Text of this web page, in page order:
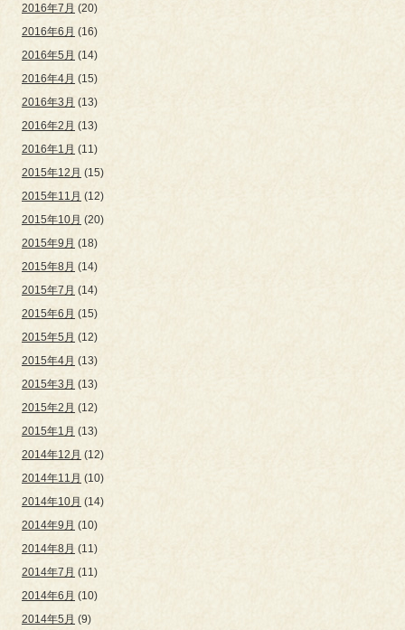
2016年7月 (20)
2016年6月 (16)
2016年5月 (14)
2016年4月 (15)
2016年3月 (13)
2016年2月 (13)
2016年1月 (11)
2015年12月 (15)
2015年11月 (12)
2015年10月 (20)
2015年9月 (18)
2015年8月 (14)
2015年7月 (14)
2015年6月 (15)
2015年5月 (12)
2015年4月 (13)
2015年3月 (13)
2015年2月 (12)
2015年1月 (13)
2014年12月 (12)
2014年11月 (10)
2014年10月 (14)
2014年9月 (10)
2014年8月 (11)
2014年7月 (11)
2014年6月 (10)
2014年5月 (9)